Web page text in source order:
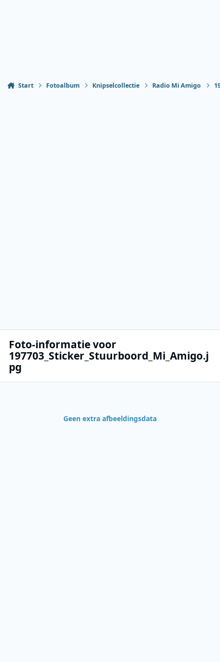
Start Fotoalbum Knipselcollectie Radio Mi Amigo
Foto-informatie voor
197703_Sticker_Stuurboord_Mi_Amigo.j
pg
Geen extra afbeeldingsdata